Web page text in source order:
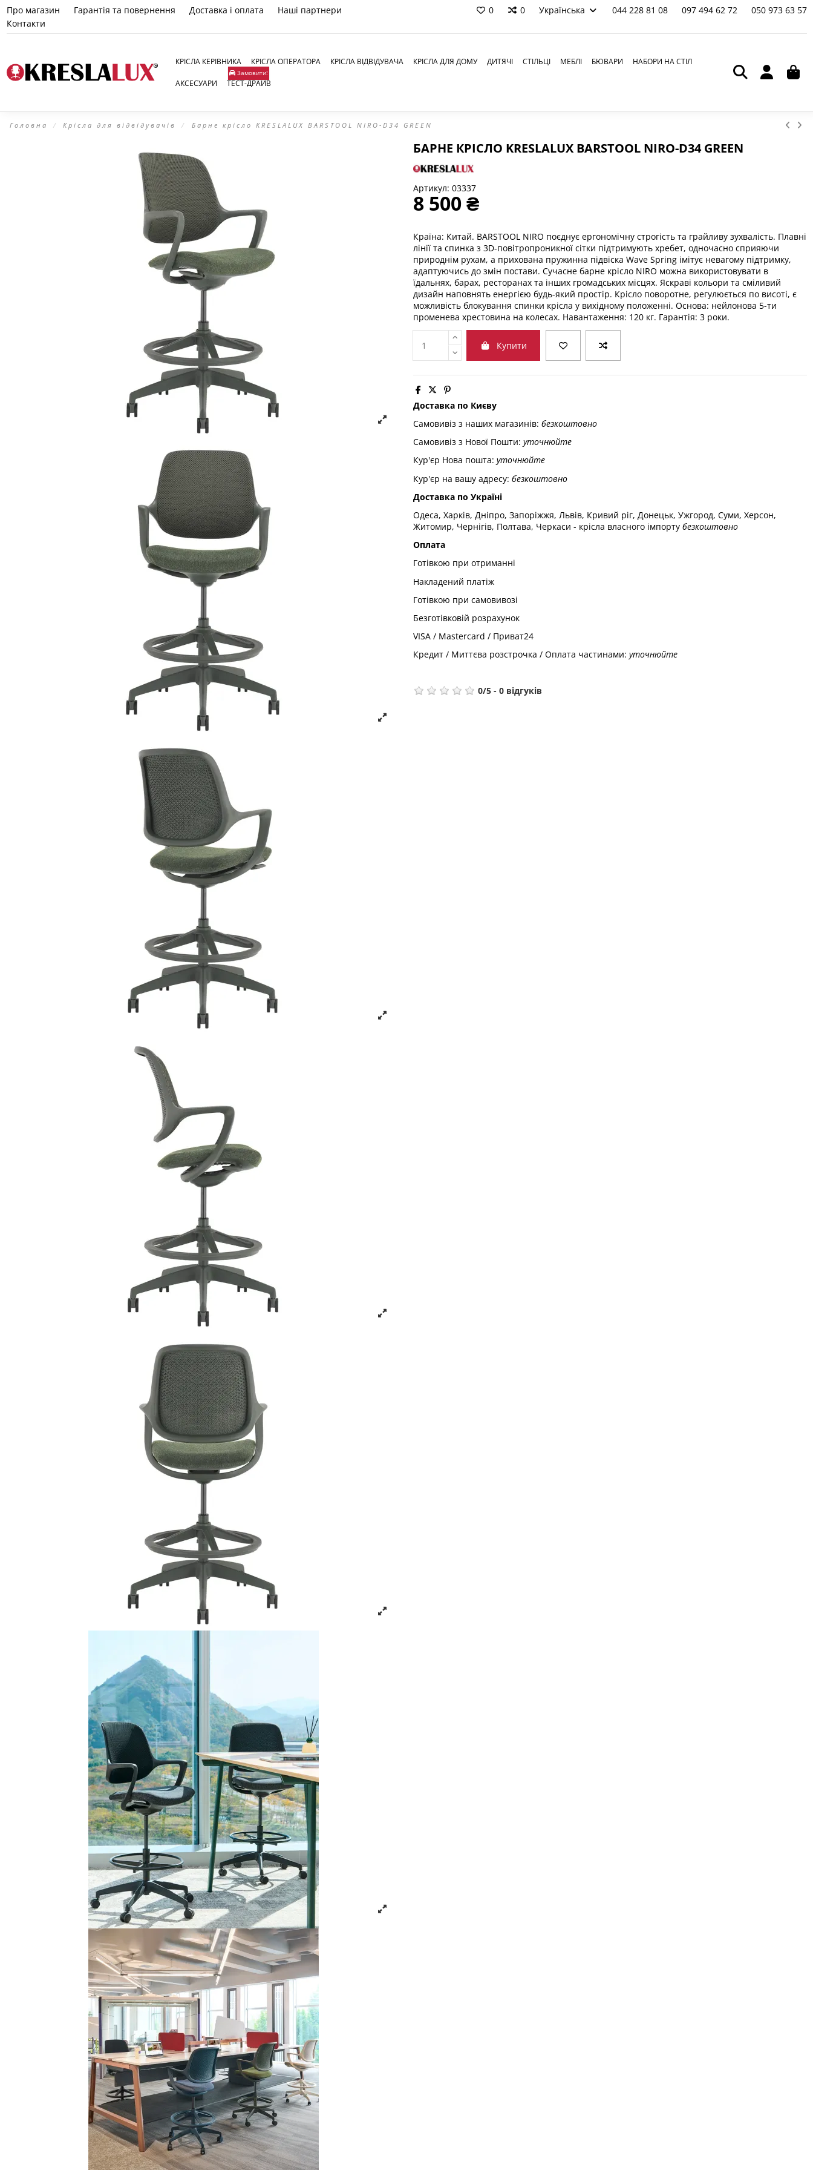
Про магазин Гарантія та повернення Доставка і оплата
Наші партнери
Контакти
0 0 Українська 044 228 81 08 097 494 62 72 050 973 63 57
КРІСЛА КЕРІВНИКА КРІСЛА ОПЕРАТОРА КРІСЛА ВІДВІДУВАЧА КРІСЛА ДЛЯ ДОМУ ДИТЯЧІ СТІЛЬЦІ МЕБЛІ БЮВАРИ НАБОРИ НА СТІЛ
АКСЕСУАРИ ТЕСТ-ДРАЙВ
Замовити!
Головна Крісла для відвідувачів Барне крісло KRESLALUX BARSTOOL NIRO-D34 GREEN
БАРНЕ КРІСЛО KRESLALUX BARSTOOL NIRO-D34 GREEN
Артикул: 03337
8 500 ₴
Країна: Китай. BARSTOOL NIRO поєднує ергономічну строгість та грайливу зухвалість. Плавні
лінії та спинка з 3D-повітропроникної сітки підтримують хребет, одночасно сприяючи
природнім рухам, а прихована пружинна підвіска Wave Spring імітує невагому підтримку,
адаптуючись до змін постави. Сучасне барне крісло NIRO можна використовувати в
їдальнях, барах, ресторанах та інших громадських місцях. Яскраві кольори та сміливий
дизайн наповнять енергією будь-який простір. Крісло поворотне, регулюється по висоті, є
можливість блокування спинки крісла у вихідному положенні. Основа: нейлонова 5-ти
променева хрестовина на колесах. Навантаження: 120 кг. Гарантія: 3 роки.
Купити
Доставка по Києву
Самовивіз з наших магазинів: безкоштовно
Самовивіз з Нової Пошти: уточнюйте
Кур'єр Нова пошта: уточнюйте
Кур'єр на вашу адресу: безкоштовно
Доставка по Україні
Одеса, Харків, Дніпро, Запоріжжя, Львів, Кривий ріг, Донецьк, Ужгород, Суми, Херсон,
Житомир, Чернігів, Полтава, Черкаси - крісла власного імпорту безкоштовно
Оплата
Готівкою при отриманні
Накладений платіж
Готівкою при самовивозі
Безготівковій розрахунок
VISA / Mastercard / Приват24
Кредит / Миттєва розстрочка / Оплата частинами: уточнюйте
0/5- 0 відгуків